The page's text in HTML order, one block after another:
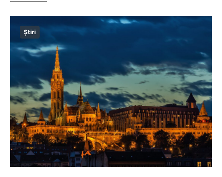
Știri